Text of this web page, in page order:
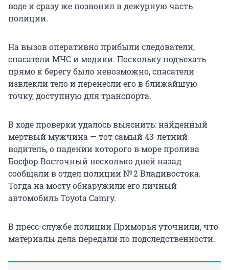
воде и сразу же позвонил в дежурную часть
полиции.
На вызов оперативно прибыли следователи,
спасатели МЧС и медики. Поскольку подъехать
прямо к берегу было невозможно, спасатели
извлекли тело и перенесли его в ближайшую
точку, доступную для транспорта.
В ходе проверки удалось выяснить: найденный
мертвый мужчина — тот самый 43-летний
водитель, о падении которого в море пролива
Босфор Восточный несколько дней назад
сообщали в отдел полиции № 2 Владивостока.
Тогда на мосту обнаружили его личный
автомобиль Toyota Camry.
В пресс-службе полиции Приморья уточнили, что
материалы дела передали по подследственности.